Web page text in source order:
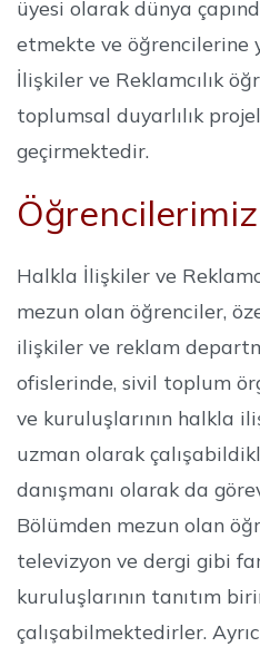
üyesi olarak dünya
etmekte ve öğrencilerine
İlişkiler ve Reklamcılık
toplumsal duyarlılık
geçirmektedir.
Halkla İlişkiler ve
mezun olan öğrenciler,
ilişkiler ve reklam
ofislerinde, sivil toplum
ve kuruluşlarının halkla
uzman olarak
danışmanı olarak da
Bölümden mezun olan
televizyon ve dergi gibi
kuruluşlarının tanıtım
çalışabilmektedirler.